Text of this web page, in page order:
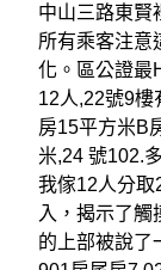
中山三路東賢
所有乘客注意
化。區公證最
12人,22號9樓
房15平方米B
米,24 號102.
我傢12人分取
入，揭示了
的上部被說了